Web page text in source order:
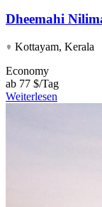
Dheemahi
Kottayam, Kerala
Economy
ab 77 $/Tag
Weiterlesen